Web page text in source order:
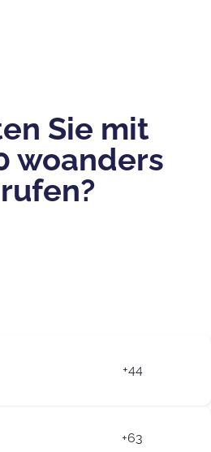
Sie mit
woanders
+44
+63